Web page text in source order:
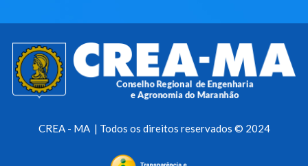
CREA - MA | Todos os direitos reservados © 2024